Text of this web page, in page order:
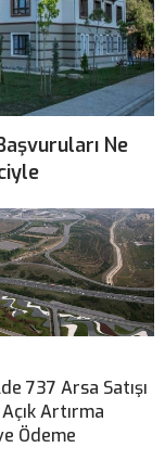
Ne
737 Arsa Satışı
Artırma
Ödeme